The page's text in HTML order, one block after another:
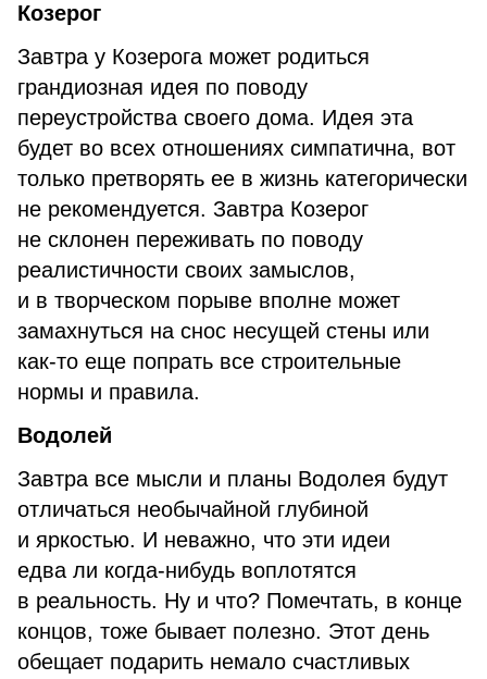
Козерог
Завтра у Козерога может родиться
грандиозная идея по поводу
переустройства своего дома. Идея эта
будет во всех отношениях симпатична, вот
только претворять ее в жизнь категорически
не рекомендуется. Завтра Козерог
не склонен переживать по поводу
реалистичности своих замыслов,
и в творческом порыве вполне может
замахнуться на снос несущей стены или
как-то еще попрать все строительные
нормы и правила.
Водолей
Завтра все мысли и планы Водолея будут
отличаться необычайной глубиной
и яркостью. И неважно, что эти идеи
едва ли когда-нибудь воплотятся
в реальность. Ну и что? Помечтать, в конце
концов, тоже бывает полезно. Этот день
обещает подарить немало счастливых